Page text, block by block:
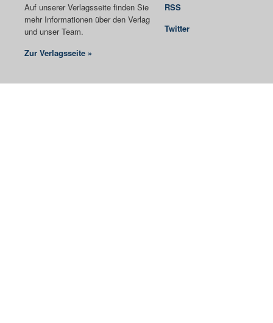
Auf unserer Verlagsseite finden Sie
mehr Informationen über den Verlag
und unser Team.
Zur Verlagsseite »
RSS
Twitter